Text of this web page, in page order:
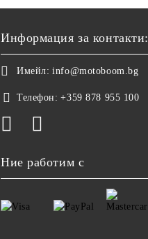
Информация за контакти:
Имейл: info@motoboom.bg
Телефон: +359 878 955 100
Ние работим с